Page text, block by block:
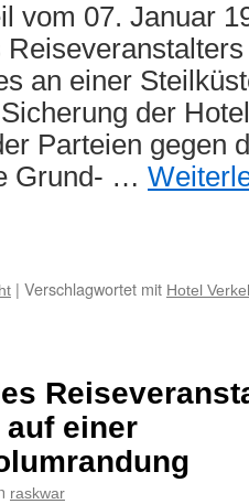
vom 07. Januar
an einer
der
Parteien gegen
Grund- …
| Verschlagwortet mit Hotel
einer
raskwar